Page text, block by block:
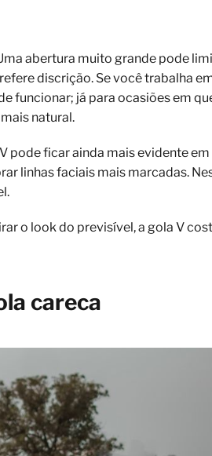
abertura muito grande pode
discrição. Se você trabalha
funcionar; já para ocasiões em
natural.
pode ficar ainda mais evidente em
linhas faciais mais marcadas.
o look do previsível, a gola V
careca